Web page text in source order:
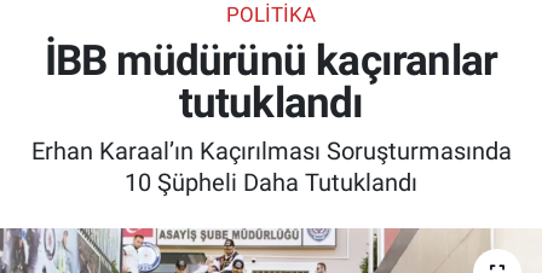
POLITIKA
İBB müdürünü kaçıranlar
tutuklandı
Erhan Karaal’ın Kaçırılması Soruşturmasında
10 Şüpheli Daha Tutuklandı
Ekonomi
Güncel
Kadın & Aile
Son Dakika Haberleri
Haber Arşivi